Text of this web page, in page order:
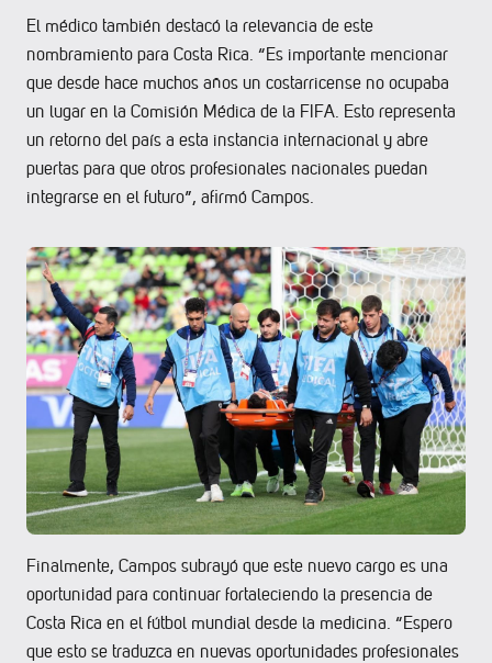
El médico también destacó la relevancia de este
nombramiento para Costa Rica. “Es importante mencionar
que desde hace muchos años un costarricense no ocupaba
un lugar en la Comisión Médica de la FIFA. Esto representa
un retorno del país a esta instancia internacional y abre
puertas para que otros profesionales nacionales puedan
integrarse en el futuro”, afirmó Campos.
Finalmente, Campos subrayó que este nuevo cargo es una
oportunidad para continuar fortaleciendo la presencia de
Costa Rica en el fútbol mundial desde la medicina. “Espero
que esto se traduzca en nuevas oportunidades profesionales